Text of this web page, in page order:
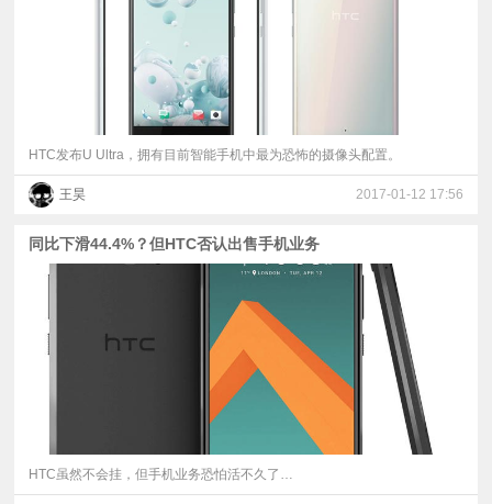
普HTC发布U Ultra，拥有目前智能手机中最为恐怖的摄像头配置。
王昊 2017-01-12 17:56
同比下滑44.4%？但HTC否认出售手机业务
HTC虽然不会挂，但手机业务恐怕活不久了…